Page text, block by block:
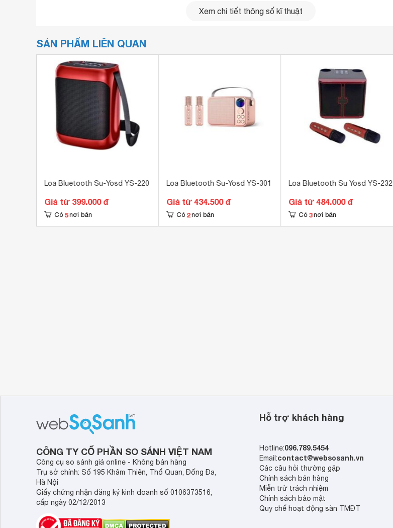
1.5 giờ
Tiện ích
Kết nối không dây
Kết nối khác
Khoảng cách kết nối tối đa 10 m
Kích thước loa chính 220 × 130 × 160 mm
Khối lượng loa chính
Xem chi tiết thông số kĩ thuật
SẢN PHẨM LIÊN QUAN
Loa Bluetooth Su-Yosd YS-220
Giá từ 399.000 đ
Có 5 nơi bán
Loa Bluetooth Su-Yosd YS-301
Giá từ 434.500 đ
Có 2 nơi bán
Loa Bluetooth Su Yosd YS-232
Giá từ 484.000 đ
Có 3 nơi bán
CÔNG TY CỔ PHẦN SO SÁNH VIỆT NAM
Công cụ so sánh giá online - Không bán hàng
Trụ sở chính: Số 195 Khâm Thiên, Thổ Quan, Đống Đa,
Hà Nội
Giấy chứng nhận đăng ký kinh doanh số 0106373516,
cấp ngày 02/12/2013
Hỗ trợ khách hàng
Hotline:096.789.5454
Email:contact@websosanh.vn
Các câu hỏi thường gặp
Chính sách bán hàng
Miễn trừ trách nhiệm
Chính sách bảo mật
Quy chế hoạt động sàn TMĐT